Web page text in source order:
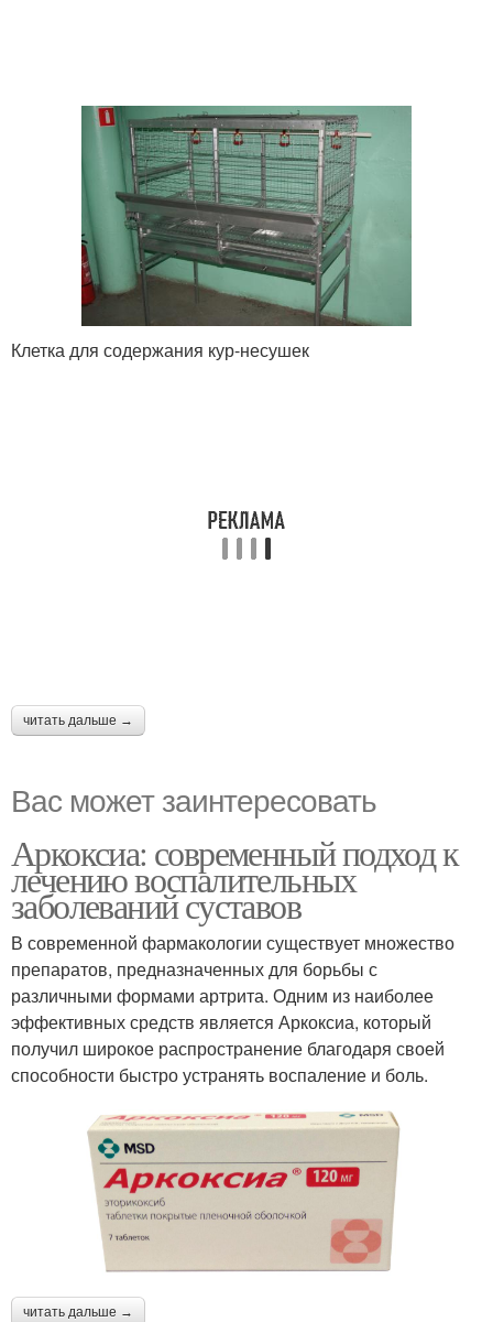
Клетка для содержания кур-несушек
читать дальше →
Вас может заинтересовать
Аркоксиа: современный подход к
лечению воспалительных
заболеваний суставов
В современной фармакологии существует множество
препаратов, предназначенных для борьбы с
различными формами артрита. Одним из наиболее
эффективных средств является Аркоксиа, который
получил широкое распространение благодаря своей
способности быстро устранять воспаление и боль.
читать дальше →